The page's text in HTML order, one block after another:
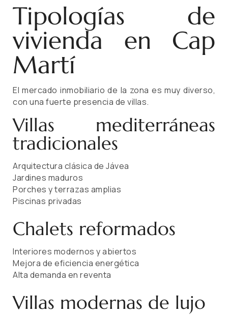
Tipologías de
vivienda en Cap
Martí
El mercado inmobiliario de la zona es muy diverso,
con una fuerte presencia de villas.
Villas mediterráneas
tradicionales
Arquitectura clásica de Jávea
Jardines maduros
Porches y terrazas amplias
Piscinas privadas
Chalets reformados
Interiores modernos y abiertos
Mejora de eficiencia energética
Alta demanda en reventa
Villas modernas de lujo